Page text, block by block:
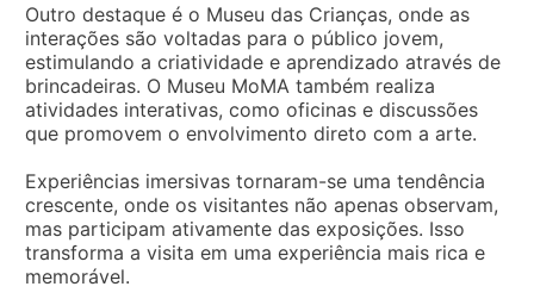
Outro destaque é o Museu das Crianças, onde as
interações são voltadas para o público jovem,
estimulando a criatividade e aprendizado através de
brincadeiras. O Museu MoMA também realiza
atividades interativas, como oficinas e discussões
que promovem o envolvimento direto com a arte.
Experiências imersivas tornaram-se uma tendência
crescente, onde os visitantes não apenas observam,
mas participam ativamente das exposições. Isso
transforma a visita em uma experiência mais rica e
memorável.